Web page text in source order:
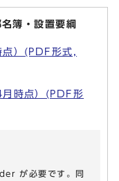
簿・設置要綱
点）(PDF形式,
時点）(PDF形
が必要です。同